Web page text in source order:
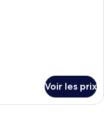
Voir les prix